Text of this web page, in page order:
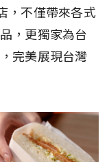
不僅帶來各式
，更獨家為台
完美展現台灣